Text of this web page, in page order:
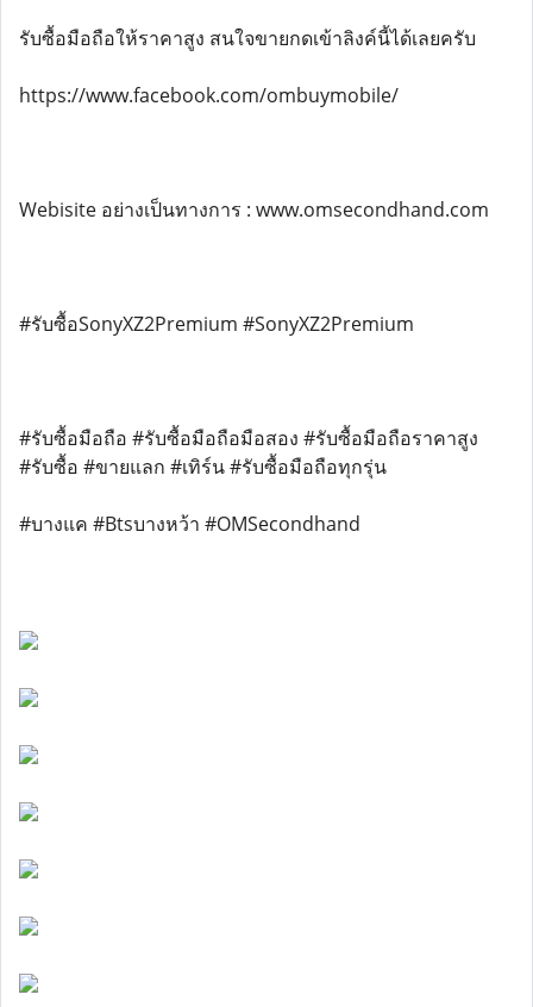
รับซื้อมือถือให้ราคาสูง สนใจขายกดเข้าลิงค์นี้ได้เลยครับ
https://www.facebook.com/ombuymobile/
Webisite อย่างเป็นทางการ : www.omsecondhand.com
#รับซื้อSonyXZ2Premium #SonyXZ2Premium
#รับซื้อมือถือ #รับซื้อมือถือมือสอง #รับซื้อมือถือราคาสูง
#รับซื้อ #ขายแลก #เทิร์น #รับซื้อมือถือทุกรุ่น
#บางแค #Btsบางหว้า #OMSecondhand